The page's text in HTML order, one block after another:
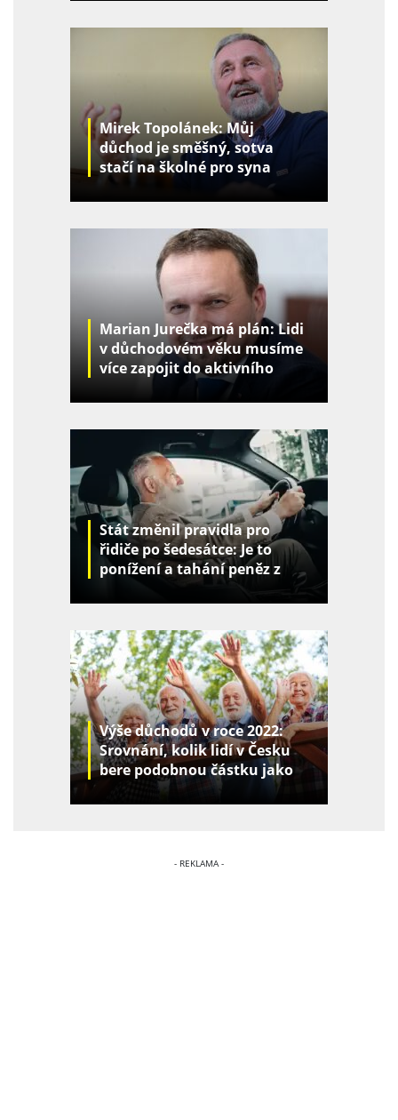
Mirek Topolánek: Můj
důchod je směšný, sotva
stačí na školné pro syna
Marian Jurečka má plán: Lidi
v důchodovém věku musíme
více zapojit do aktivního
Stát změnil pravidla pro
řidiče po šedesátce: Je to
ponížení a tahání peněz z
Výše důchodů v roce 2022:
Srovnání, kolik lidí v Česku
bere podobnou částku jako